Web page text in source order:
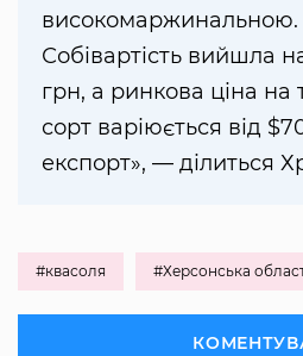
Собівартість вийшла
грн, а ринкова ціна
сорт варіюється від
експорт», — ділиться
#квасоля #Херсонська